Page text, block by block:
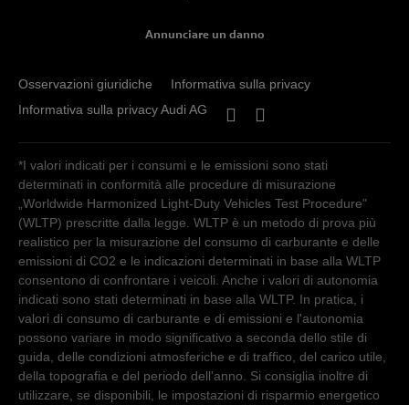
Annunciare un danno
Osservazioni giuridiche
Informativa sulla privacy
Informativa sulla privacy Audi AG
*I valori indicati per i consumi e le emissioni sono stati
determinati in conformità alle procedure di misurazione
„Worldwide Harmonized Light-Duty Vehicles Test Procedure"
(WLTP) prescritte dalla legge. WLTP è un metodo di prova più
realistico per la misurazione del consumo di carburante e delle
emissioni di CO2 e le indicazioni determinati in base alla WLTP
consentono di confrontare i veicoli. Anche i valori di autonomia
indicati sono stati determinati in base alla WLTP. In pratica, i
valori di consumo di carburante e di emissioni e l'autonomia
possono variare in modo significativo a seconda dello stile di
guida, delle condizioni atmosferiche e di traffico, del carico utile,
della topografia e del periodo dell'anno. Si consiglia inoltre di
utilizzare, se disponibili, le impostazioni di risparmio energetico